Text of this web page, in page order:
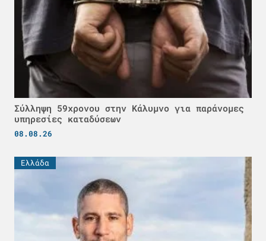
Σύλληψη 59χρονου στην Κάλυμνο για παράνομες
υπηρεσίες καταδύσεων
08.08.26
Ελλάδα